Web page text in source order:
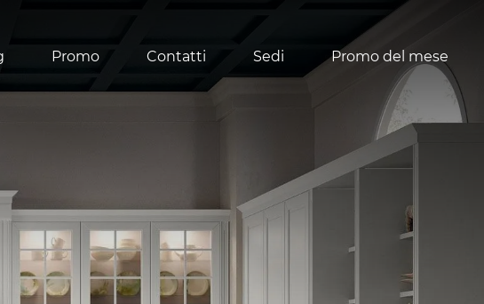
Promo Contatti Sedi Promo del mese